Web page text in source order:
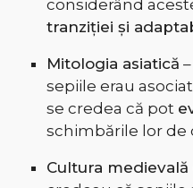
considerând
tranziției și
Mitologia asiatică
sepiile erau
se credea că pot
schimbările lor de
Cultura